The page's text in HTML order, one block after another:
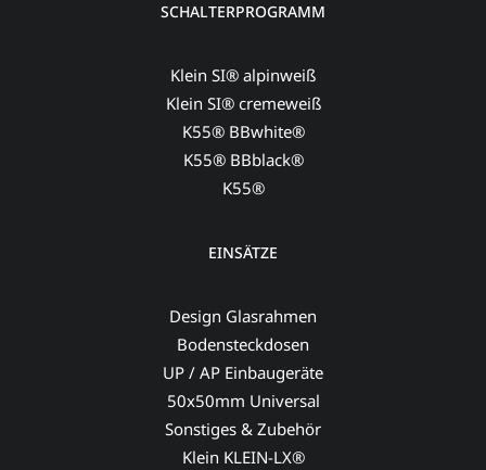
SCHALTERPROGRAMM
Klein SI® alpinweiß
Klein SI® cremeweiß
K55® BBwhite®
K55® BBblack®
K55®
EINSÄTZE
Design Glasrahmen
Bodensteckdosen
UP / AP Einbaugeräte
50x50mm Universal
Sonstiges & Zubehör
Klein KLEIN-LX®